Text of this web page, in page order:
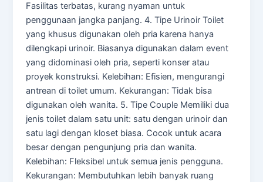
Fasilitas terbatas, kurang nyaman untuk
penggunaan jangka panjang. 4. Tipe Urinoir Toilet
yang khusus digunakan oleh pria karena hanya
dilengkapi urinoir. Biasanya digunakan dalam event
yang didominasi oleh pria, seperti konser atau
proyek konstruksi. Kelebihan: Efisien, mengurangi
antrean di toilet umum. Kekurangan: Tidak bisa
digunakan oleh wanita. 5. Tipe Couple Memiliki dua
jenis toilet dalam satu unit: satu dengan urinoir dan
satu lagi dengan kloset biasa. Cocok untuk acara
besar dengan pengunjung pria dan wanita.
Kelebihan: Fleksibel untuk semua jenis pengguna.
Kekurangan: Membutuhkan lebih banyak ruang